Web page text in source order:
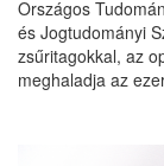
Országos
és Jogtudományi
zsűritagokkal, az
meghaladja az